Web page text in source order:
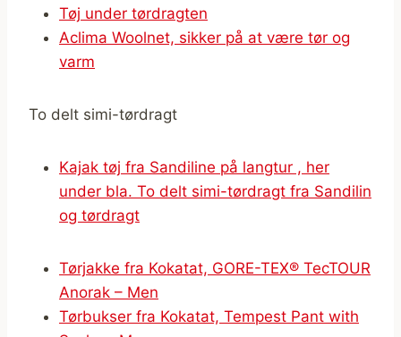
Tøj under tørdragten
Aclima Woolnet, sikker på at være tør og
varm
To delt simi-tørdragt
Kajak tøj fra Sandiline på langtur , her
under bla. To delt simi-tørdragt fra Sandilin
og tørdragt
Tørjakke fra Kokatat, GORE-TEX® TecTOUR
Anorak – Men
Tørbukser fra Kokatat, Tempest Pant with